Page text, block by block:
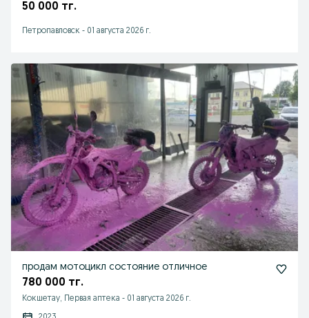
50 000 тг.
Петропавловск - 01 августа 2026 г.
продам мотоцикл состояние отличное
780 000 тг.
Кокшетау, Первая аптека - 01 августа 2026 г.